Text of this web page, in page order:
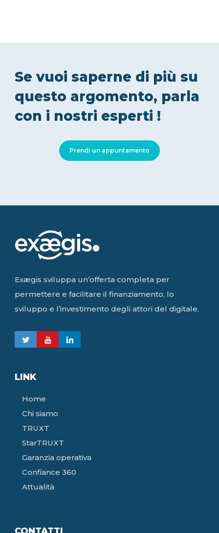
Prendi un appuntamento
Se vuoi saperne di più su
questo argomento, parla
con i nostri esperti !
Exægis sviluppa un’offerta completa per
permettere e facilitare il finanziamento, lo
sviluppo e l’investimento degli attori del digitale.
LINK
Home
Chi siamo
TRUXT
StarTRUXT
Garanzia operativa
Confiance 360
Attualità